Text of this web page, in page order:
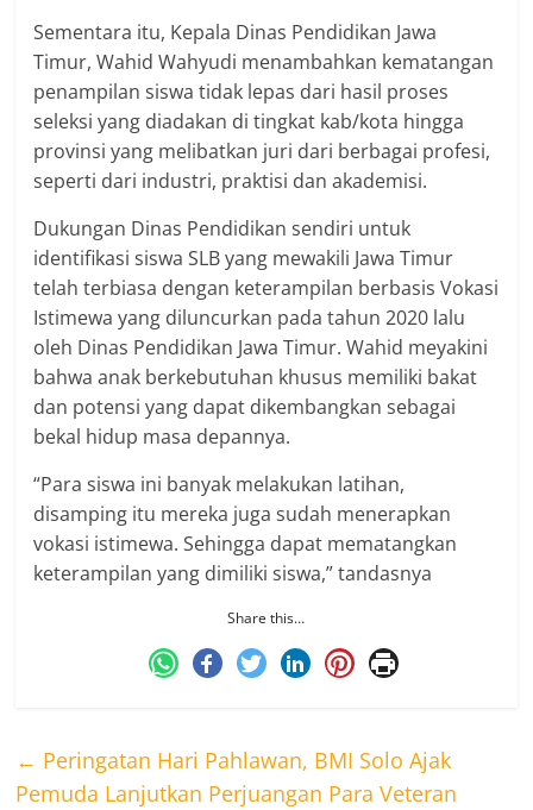
Sementara itu, Kepala Dinas Pendidikan Jawa
Timur, Wahid Wahyudi menambahkan kematangan
penampilan siswa tidak lepas dari hasil proses
seleksi yang diadakan di tingkat kab/kota hingga
provinsi yang melibatkan juri dari berbagai profesi,
seperti dari industri, praktisi dan akademisi.
Dukungan Dinas Pendidikan sendiri untuk
identifikasi siswa SLB yang mewakili Jawa Timur
telah terbiasa dengan keterampilan berbasis Vokasi
Istimewa yang diluncurkan pada tahun 2020 lalu
oleh Dinas Pendidikan Jawa Timur. Wahid meyakini
bahwa anak berkebutuhan khusus memiliki bakat
dan potensi yang dapat dikembangkan sebagai
bekal hidup masa depannya.
“Para siswa ini banyak melakukan latihan,
disamping itu mereka juga sudah menerapkan
vokasi istimewa. Sehingga dapat mematangkan
keterampilan yang dimiliki siswa,” tandasnya
Share this…
← Peringatan Hari Pahlawan, BMI Solo Ajak
Pemuda Lanjutkan Perjuangan Para Veteran